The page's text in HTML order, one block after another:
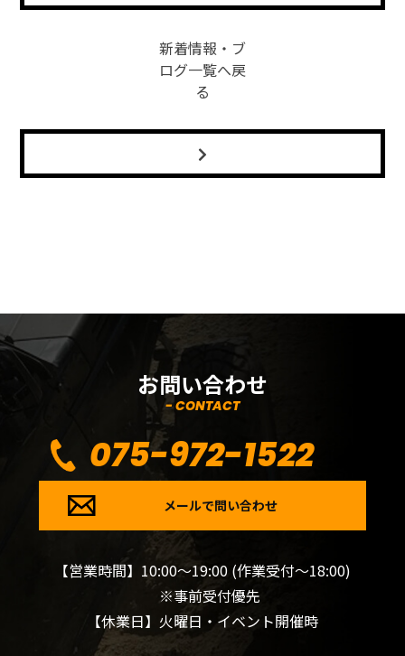
新着情報・ブ
ログ一覧へ戻
る
お問い合わせ
- CONTACT
075-972-1522
メールで問い合わせ
【営業時間】10:00～19:00 (作業受付～18:00)
※事前受付優先
【休業日】火曜日・イベント開催時